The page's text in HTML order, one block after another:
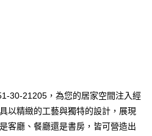
30-21205，為您的居家空間注入經
以精緻的工藝與獨特的設計，展現
客廳、餐廳還是書房，皆可營造出